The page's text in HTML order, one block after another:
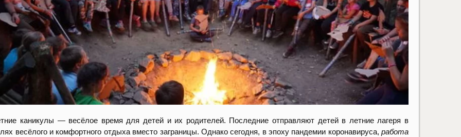
каникулы — весёлое время для детей и их родителей. Последние отправляют детей в летние лагеря в
весёлого и комфортного отдыха вместо заграницы. Однако сегодня, в эпоху пандемии коронавируса, работа